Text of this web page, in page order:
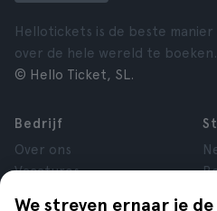
We streven ernaar je
Hellotickets is de beste
over de hele wereld te boeken.
© Hello Ticket, SL.
Bedrijf
Over ons
Vacatures